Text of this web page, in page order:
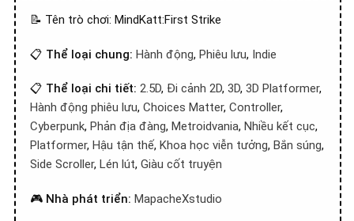
📝 Tên trò chơi: MindKatt:First Strike
📋 Thể loại chung: Hành động, Phiêu lưu, Indie
📋 Thể loại chi tiết: 2.5D, Đi cảnh 2D, 3D, 3D Platformer,
Hành động phiêu lưu, Choices Matter, Controller,
Cyberpunk, Phản địa đàng, Metroidvania, Nhiều kết cục,
Platformer, Hậu tận thế, Khoa học viễn tưởng, Bắn súng,
Side Scroller, Lén lút, Giàu cốt truyện
🎮 Nhà phát triển: MapacheXstudio